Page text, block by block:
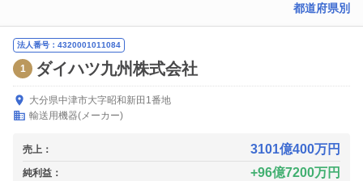
都道府県別
法人番号：4320001011084
1 ダイハツ九州株式会社
大分県中津市大字昭和新田1番地
輸送用機器(メーカー)
売上： 3101億400万円
純利益： 96億7200万円